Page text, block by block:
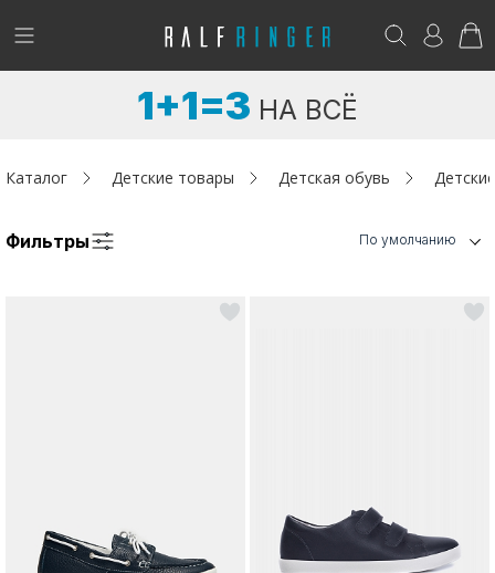
!
Женщинам
Возникли вопросы? - club@ralf.ru
1+1=3 НА ВСЁ
Каталог Детские товары Детская обувь
Фильтры По умолчанию